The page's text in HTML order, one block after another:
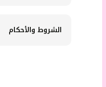
الشروط والأحكام